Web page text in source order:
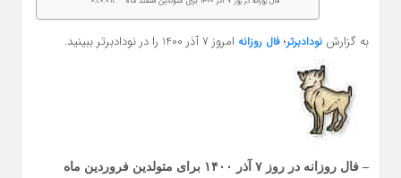
به گزارش نودادبرتر؛فال روزانه امروز 7 آذر 1400 را در نودادبرتر ببینید.
– فال روزانه در روز ۷ آذر ۱۴۰۰ برای متولدین فروردین ماه